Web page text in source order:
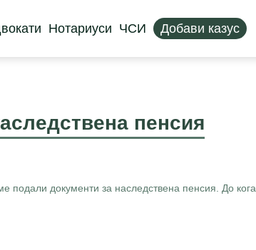
Нотариуси ЧСИ Добави казус
пенсия
документи за наследствена пенсия. До